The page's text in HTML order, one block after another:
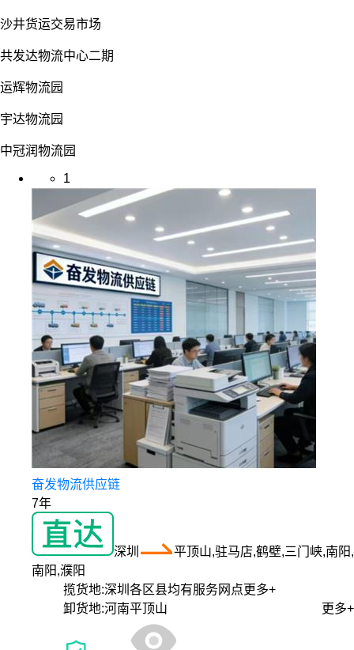
沙井货运交易市场
共发达物流中心二期
运辉物流园
宇达物流园
中冠润物流园
1
奋发物流供应链
7年
深圳
平顶山,驻马店,鹤壁,三门峡,南阳,
南阳,濮阳
揽货地:深圳各区县均有服务网点更多+
卸货地:河南平顶山 更多+